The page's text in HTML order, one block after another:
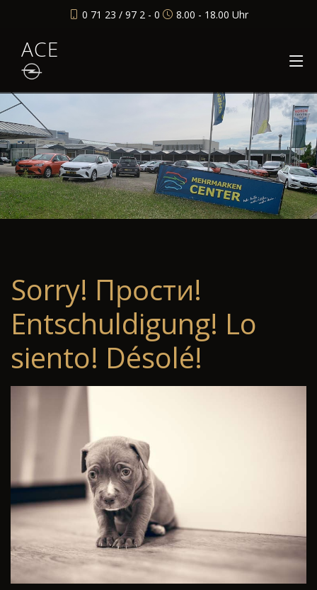
0 71 23 / 97 2 - 0 8.00 - 18.00 Uhr
ACE
Sorry! Прости!
Entschuldigung! Lo
siento! Désolé!